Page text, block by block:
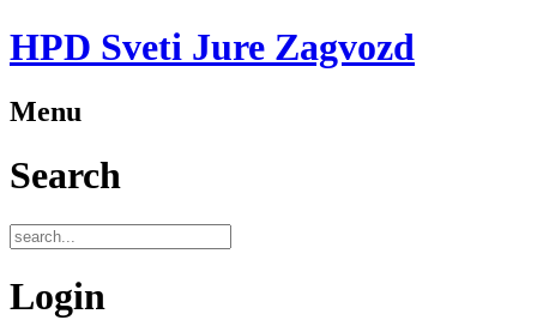
HPD Sveti Jure Zagvozd
Menu
Search
Login